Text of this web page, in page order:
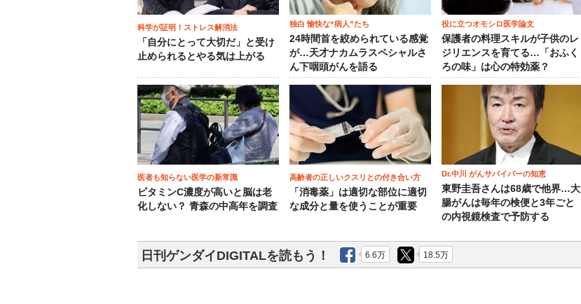
科学が証明！ストレス解消法
「自分にとって大切だ」と受け
止められるとやる気は上がる
独白 愉快な“病人”たち
24時間首を絞められている感覚
が…天才ナカムラスペシャルさ
ん下咽頭がんを語る
役に立つオモシロ医学論文
保護者の料理スキルが子供のレ
ジリエンスを育てる…「おふく
ろの味」は心の特効薬？
医者も知らない医学の新常識
ビタミンC濃度が高いと脳は老
化しない？ 青森の中高年を調査
高齢者の正しいクスリとの付き合い方
「消毒薬」は適切な部位に適切
な成分と量を使うことが重要
Dr.中川 がんサバイバーの知恵
東野圭吾さんは68歳で他界…大
腸がんは毎年の検便と3年ごと
の内視鏡検査で予防する
日刊ゲンダイDIGITALを読もう！ 6.6万 18.5万